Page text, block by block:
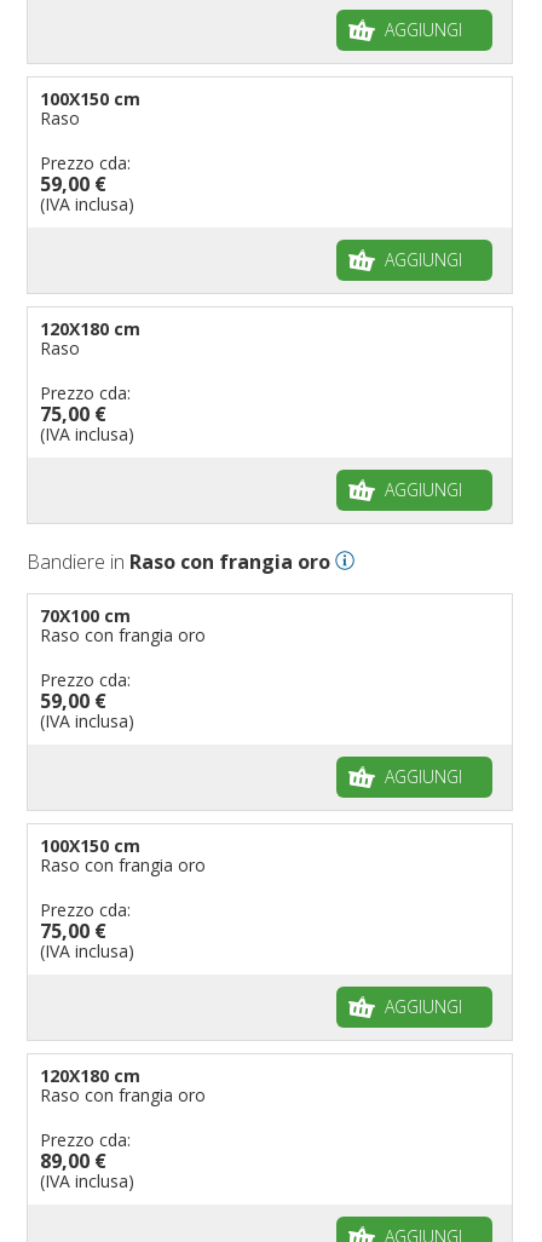
AGGIUNGI
100X150 cm
Raso
Prezzo cda:
59,00 €
(IVA inclusa)
AGGIUNGI
120X180 cm
Raso
Prezzo cda:
75,00 €
(IVA inclusa)
AGGIUNGI
Bandiere in Raso con frangia oro
70X100 cm
Raso con frangia oro
Prezzo cda:
59,00 €
(IVA inclusa)
AGGIUNGI
100X150 cm
Raso con frangia oro
Prezzo cda:
75,00 €
(IVA inclusa)
AGGIUNGI
120X180 cm
Raso con frangia oro
Prezzo cda:
89,00 €
(IVA inclusa)
AGGIUNGI